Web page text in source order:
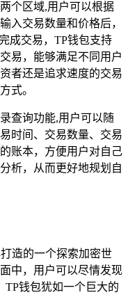
个区域,用户可以根据
入交易数量和价格后，
成交易，TP钱包支持
易，能够满足不同用户
者还是追求速度的交易
式。
查询功能,用户可以随
时间、交易数量、交易
账本，方便用户对自己
析，从而更好地规划自
造的一个探索加密世
中，用户可以尽情发现
TP钱包犹如一个巨大的